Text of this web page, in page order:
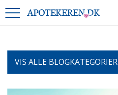
VIS ALLE BLOGKATEGORIER